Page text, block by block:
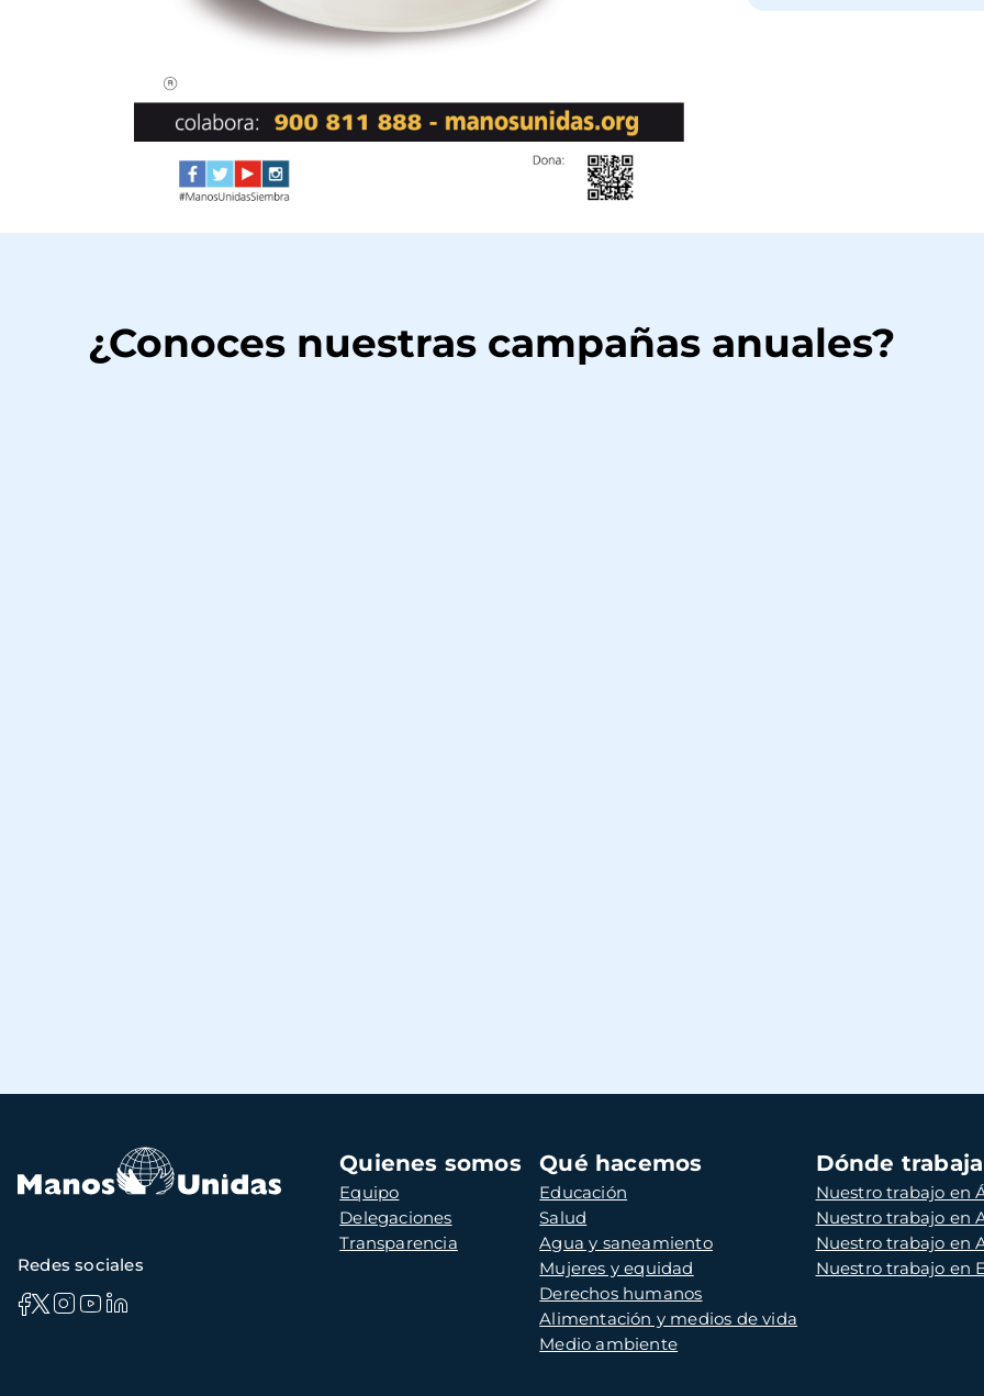
¿Conoces nuestras campañas anuales?
Navegación
principal
Quienes somos
Equipo
Delegaciones
Transparencia
Qué hacemos
Educación
Salud
Agua y saneamiento
Mujeres y equidad
Derechos humanos
Alimentación y medios de vida
Medio ambiente
Dónde
Nuestro trabajo en
Nuestro trabajo en
Nuestro trabajo en
Nuestro trabajo en
Redes sociales